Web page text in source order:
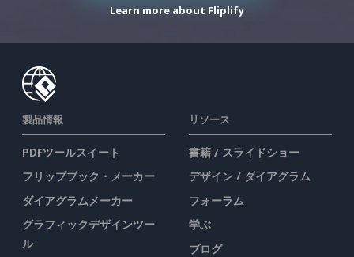
Learn more about Fliplify
製品情報
PDFツールスイート
フリップブック・メーカー
ダイアグラムメーカー
グラフィックデザインツー
ル
リソース
書籍 / スライドショー
デザイン / ダイアグラム
フォーラム
学ぶ
ブログ